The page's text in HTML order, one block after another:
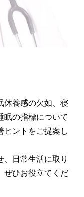
休養感の欠如、寝
眠の指標について
ヒントをご提案し
、日常生活に取り
ぜひお役立てくだ